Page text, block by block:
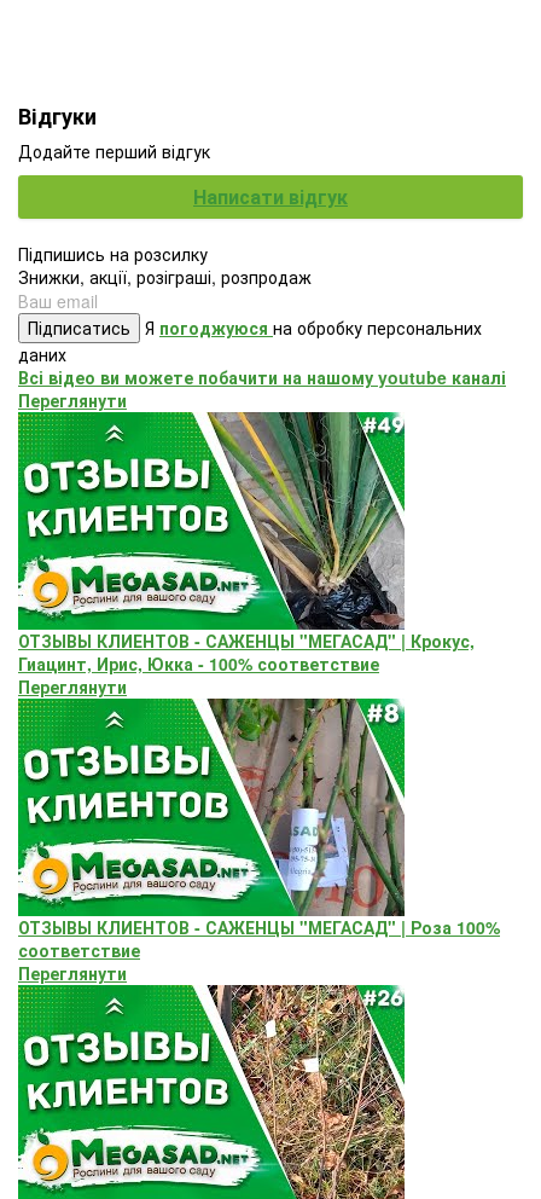
Відгуки
Додайте перший відгук
Написати відгук
Підпишись на розсилку
Знижки, акції, розіграші, розпродаж
Підписатись Я погоджуюся на обробку персональних
даних
Всі відео ви можете побачити на нашому youtube каналі
Переглянути
ОТЗЫВЫ КЛИЕНТОВ - САЖЕНЦЫ "МЕГАСАД" | Крокус,
Гиацинт, Ирис, Юкка - 100% соответствие
Переглянути
ОТЗЫВЫ КЛИЕНТОВ - САЖЕНЦЫ "МЕГАСАД" | Роза 100%
соответствие
Переглянути